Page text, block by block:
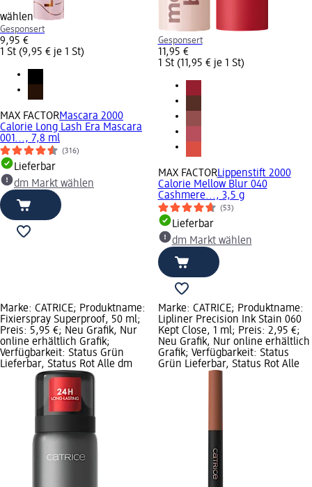
wählen
Gesponsert
9,95 €
1 St (9,95 € je 1 St)
MAX FACTORMascara 2000
Calorie Long Lash Era Mascara
001..., 7,8 ml
(316)
Lieferbar
dm Markt wählen
Gesponsert
11,95 €
1 St (11,95 € je 1 St)
MAX FACTORLippenstift 2000
Calorie Mellow Blur 040
Cashmere..., 3,5 g
(53)
Lieferbar
dm Markt wählen
Marke: CATRICE; Produktname:
Fixierspray Superproof, 50 ml;
Preis: 5,95 €; Neu Grafik, Nur
online erhältlich Grafik;
Verfügbarkeit: Status Grün
Lieferbar, Status Rot Alle dm
Marke: CATRICE; Produktname:
Lipliner Precision Ink Stain 060
Kept Close, 1 ml; Preis: 2,95 €;
Neu Grafik, Nur online erhältlich
Grafik; Verfügbarkeit: Status
Grün Lieferbar, Status Rot Alle